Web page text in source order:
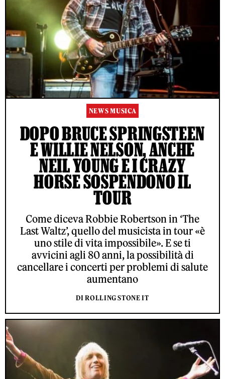
NEWS MUSICA
DOPO BRUCE SPRINGSTEEN
E WILLIE NELSON, ANCHE
NEIL YOUNG E I CRAZY
HORSE SOSPENDONO IL
TOUR
Come diceva Robbie Robertson in ‘The
Last Waltz’, quello del musicista in tour «è
uno stile di vita impossibile». E se ti
avvicini agli 80 anni, la possibilità di
cancellare i concerti per problemi di salute
aumentano
DI ROLLING STONE IT